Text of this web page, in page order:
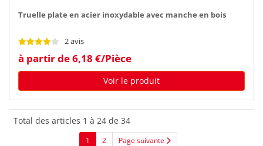
Truelle plate en acier inoxydable avec manche en bois
2 avis
à partir de 6,18 €/Pièce
Voir le produit
Total des articles 1 à 24 de 34
1 2 Page suivante